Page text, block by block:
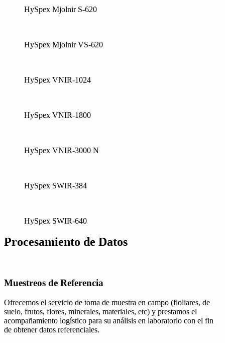
HySpex Mjolnir S-620
HySpex Mjolnir VS-620
HySpex VNIR-1024
HySpex VNIR-1800
HySpex VNIR-3000 N
HySpex SWIR-384
HySpex SWIR-640
Procesamiento de Datos
Muestreos de Referencia
Ofrecemos el servicio de toma de muestra en campo (floliares, de
suelo, frutos, flores, minerales, materiales, etc) y prestamos el
acompañamiento logístico para su análisis en laboratorio con el fin
de obtener datos referenciales.